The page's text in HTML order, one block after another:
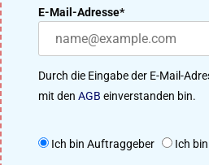
DER DESIGNENLASSEN.DE
ERFOLGREICH
Viele Designer aus unserer 91.200
treten im kreativen Wettbewerb um
E-Mail-Adresse*
Durch die Eingabe der E-Mail-
mit den AGB einverstanden bin.
Ich bin Auftraggeber Ich